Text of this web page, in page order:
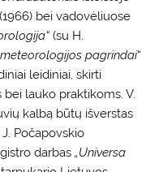
(1966) bei vadovėliuose
(su H.
pagrindai“
leidiniai, skirti
lauko praktikoms. V.
kalbą būtų išverstas
Počapovskio
darbas„Universa